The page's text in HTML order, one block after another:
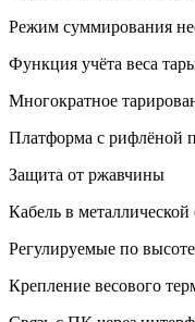
Режим суммирования
Функция учёта веса
Многократное
Платформа с рифлёной
Защита от ржавчины
Кабель в металлической
Регулируемые по
Крепление весового